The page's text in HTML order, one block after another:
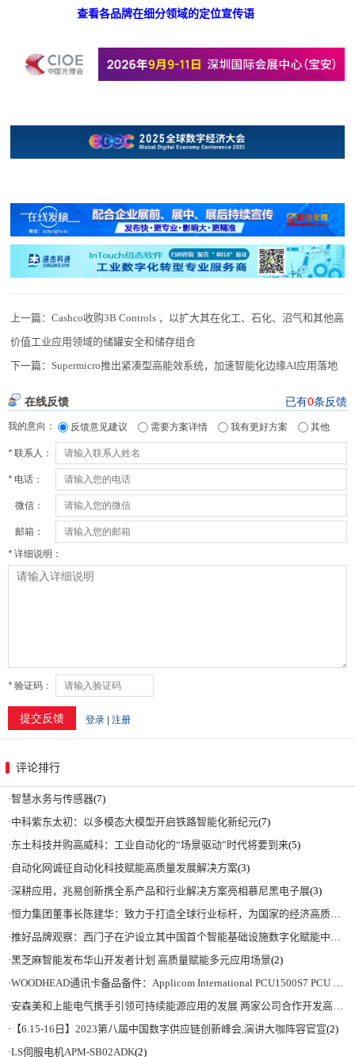
查看各品牌在细分领域的定位宣传语
上一篇：Cashco收购3B Controls ，以扩大其在化工、石化、沼气和其他高
价值工业应用领域的储罐安全和储存组合
下一篇： Supermicro推出紧凑型高能效系统，加速智能化边缘AI应用落地
评论排行
·智慧水务与传感器(7)
·中科紫东太初：以多模态大模型开启铁路智能化新纪元(7)
·东土科技并购高威科：工业自动化的“场景驱动”时代将要到来(5)
· 自动化网诚征自动化科技赋能高质量发展解决方案(3)
·深耕应用，兆易创新携全系产品和行业解决方案亮相慕尼黑电子展(3)
·恒力集团董事长陈建华：致力于打造全球行业标杆，为国家的经济高质量发展贡献更大力量|上海电气集团党委书记、董事长吴磊来访
·推好品牌观察：西门子在沪设立其中国首个智能基础设施数字化赋能中心
·黑芝麻智能发布华山开发者计划 高质量赋能多元应用场景(2)
·WOODHEAD通讯卡备品备件：Applicom International PCU1500S7 PCU 1500 S7 V4.5.0
·安森美和上能电气携手引领可持续能源应用的发展 两家公司合作开发高性能储能和太阳能组串式逆变器方案 以实现可持续的未来
· 【6.15-16日】2023第八届中国数字供应链创新峰会,演讲大咖阵容官宣(2)
·LS伺服电机APM-SB02ADK(2)